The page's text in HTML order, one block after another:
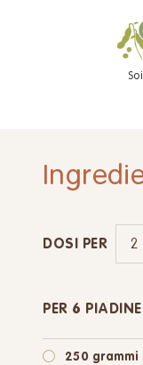
DOSI PER
PER 6
250 grammi